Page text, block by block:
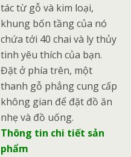
tác từ gỗ và kim loại,
khung bốn tầng của nó
chứa tới 40 chai và ly thủy
tinh yêu thích của bạn.
Đặt ở phía trên, một
thanh gỗ phẳng cung cấp
không gian để đặt đồ ăn
nhẹ và đồ uống.
Thông tin chi tiết sản
phẩm